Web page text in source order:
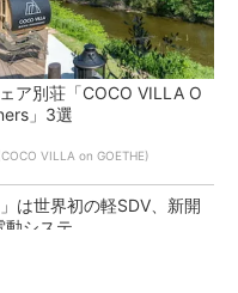
ア別荘「COCO VILLA O
」3選
VILLA on GOETHE)
は世界初の軽SDV、新開
システ...